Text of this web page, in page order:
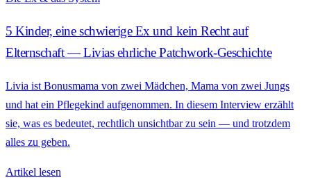
5 Kinder, eine schwierige Ex und kein Recht auf
Elternschaft — Livias ehrliche Patchwork-Geschichte
Livia ist Bonusmama von zwei Mädchen, Mama von zwei Jungs
und hat ein Pflegekind aufgenommen. In diesem Interview erzählt
sie, was es bedeutet, rechtlich unsichtbar zu sein — und trotzdem
alles zu geben.
Artikel lesen